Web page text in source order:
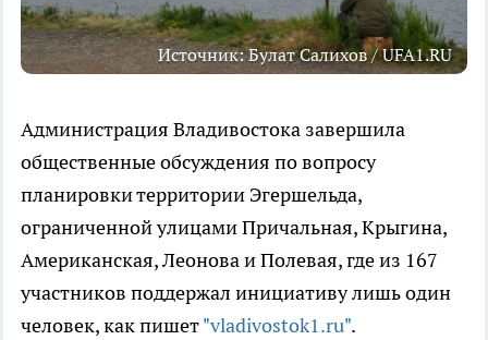
Источник: Булат Салихов / UFA1.RU
Администрация Владивостока завершила
общественные обсуждения по вопросу
планировки территории Эгершельда,
ограниченной улицами Причальная, Крыгина,
Американская, Леонова и Полевая, где из 167
участников поддержал инициативу лишь один
человек, как пишет"vladivostok1.ru".